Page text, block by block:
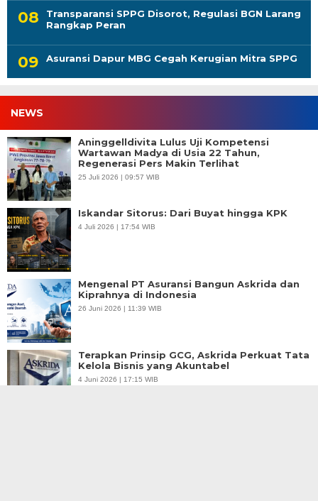
Transparansi SPPG Disorot, Regulasi BGN Larang
Rangkap Peran
Asuransi Dapur MBG Cegah Kerugian Mitra SPPG
NEWS
Aninggelldivita Lulus Uji Kompetensi
Wartawan Madya di Usia 22 Tahun,
Regenerasi Pers Makin Terlihat
25 Juli 2026 | 09:57 WIB
Iskandar Sitorus: Dari Buyat hingga KPK
4 Juli 2026 | 17:54 WIB
Mengenal PT Asuransi Bangun Askrida dan
Kiprahnya di Indonesia
26 Juni 2026 | 11:39 WIB
Terapkan Prinsip GCG, Askrida Perkuat Tata
Kelola Bisnis yang Akuntabel
4 Juni 2026 | 17:15 WIB